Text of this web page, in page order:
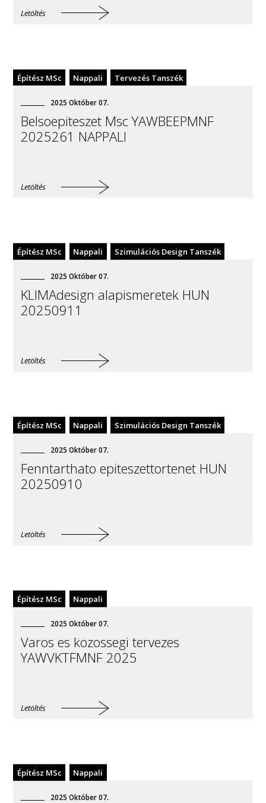
Letöltés
Építész MSc Nappali Tervezés Tanszék
2025 Október 07.
Belsoepiteszet Msc YAWBEEPMNF
2025261 NAPPALI
Letöltés
Építész MSc Nappali Szimulációs Design Tanszék
2025 Október 07.
KLIMAdesign alapismeretek HUN
20250911
Letöltés
Építész MSc Nappali Szimulációs Design Tanszék
2025 Október 07.
Fenntarthato epiteszettortenet HUN
20250910
Letöltés
Építész MSc Nappali
2025 Október 07.
Varos es kozossegi tervezes
YAWVKTFMNF 2025
Letöltés
Építész MSc Nappali
2025 Október 07.